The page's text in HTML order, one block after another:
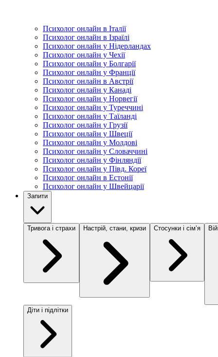
Психолог онлайн в Італії
Психолог онлайн в Ізраїлі
Психолог онлайн у Нідерландах
Психолог онлайн у Чехії
Психолог онлайн у Болгарії
Психолог онлайн у Франції
Психолог онлайн в Австрії
Психолог онлайн у Канаді
Психолог онлайн у Норвегії
Психолог онлайн у Туреччині
Психолог онлайн у Таїланді
Психолог онлайн у Грузії
Психолог онлайн у Швеції
Психолог онлайн у Молдові
Психолог онлайн у Словаччині
Психолог онлайн у Фінляндії
Психолог онлайн у Півд. Кореї
Психолог онлайн в Естонії
Психолог онлайн у Швейцарії
Запити
Тривога і страхи Настрій, стани, кризи Стосунки і сімʼя
Діти і підлітки